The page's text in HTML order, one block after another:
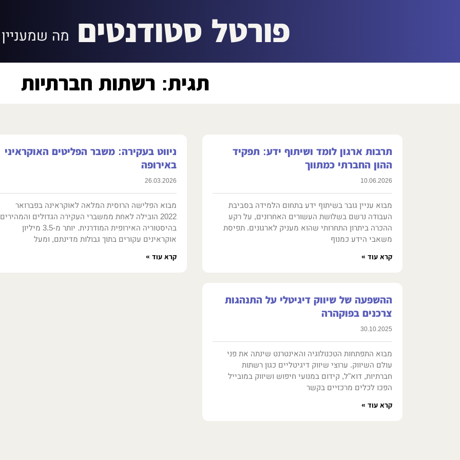
פורטל סטודנטים מה
תגית: רשתות חברתיות
תרבות ארגון לומד ושיתוף ידע: תפקיד
ההון החברתי כמתווך
10.06.2026
מבוא עניין גובר בשיתוף ידע בתחום הלמידה בסביבת
העבודה נרשם בשלושת העשורים האחרונים, על רקע
ההכרה ביתרון התחרותי שהוא מעניק לארגונים. תפיסת
משאבי הידע כמנוף
קרא עוד »
ניווט בעקירה: משבר הפליטים האוקראיני
באירופה
26.03.2026
מבוא הפלישה הרוסית המלאה לאוקראינה בפברואר
2022 הובילה לאחת ממשברי העקירה הגדולים והמהירים
בהיסטוריה האירופית המודרנית. יותר מ-3.5 מיליון
אוקראינים עקורים בתוך גבולות מדינתם, ומעל
קרא עוד »
ההשפעה של שיווק דיגיטלי על התנהגות
צרכנים בפוקהרה
30.10.2025
מבוא התפתחות הטכנולוגיה והאינטרנט שינתה את פני
עולם השיווק. ערוצי שיווק דיגיטליים כגון רשתות
חברתיות, דוא"ל, קידום במנועי חיפוש ושיווק במובייל
הפכו לכלים מרכזיים בקשר
קרא עוד »